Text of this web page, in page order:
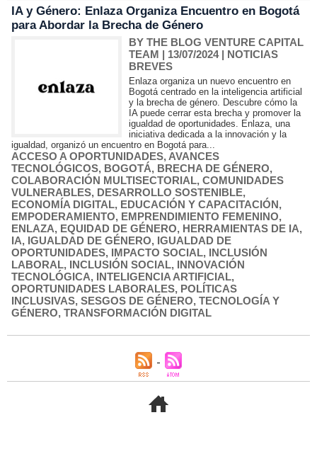
IA y Género: Enlaza Organiza Encuentro en Bogotá
para Abordar la Brecha de Género
BY THE BLOG VENTURE CAPITAL
TEAM | 13/07/2024| NOTICIAS
BREVES
Enlaza organiza un nuevo encuentro en
Bogotá centrado en la inteligencia artificial
y la brecha de género. Descubre cómo la
IA puede cerrar esta brecha y promover la
igualdad de oportunidades. Enlaza, una
iniciativa dedicada a la innovación y la
igualdad, organizó un encuentro en Bogotá para...
ACCESO A OPORTUNIDADES, AVANCES
TECNOLÓGICOS, BOGOTÁ, BRECHA DE GÉNERO,
COLABORACIÓN MULTISECTORIAL, COMUNIDADES
VULNERABLES, DESARROLLO SOSTENIBLE,
ECONOMÍA DIGITAL, EDUCACIÓN Y CAPACITACIÓN,
EMPODERAMIENTO, EMPRENDIMIENTO FEMENINO,
ENLAZA, EQUIDAD DE GÉNERO, HERRAMIENTAS DE IA,
IA, IGUALDAD DE GÉNERO, IGUALDAD DE
OPORTUNIDADES, IMPACTO SOCIAL, INCLUSIÓN
LABORAL, INCLUSIÓN SOCIAL, INNOVACIÓN
TECNOLÓGICA, INTELIGENCIA ARTIFICIAL,
OPORTUNIDADES LABORALES, POLÍTICAS
INCLUSIVAS, SESGOS DE GÉNERO, TECNOLOGÍA Y
GÉNERO, TRANSFORMACIÓN DIGITAL